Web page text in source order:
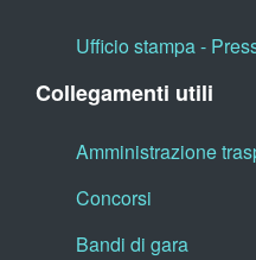
Ufficio stampa -
Collegamenti utili
Amministrazione
Concorsi
Bandi di gara